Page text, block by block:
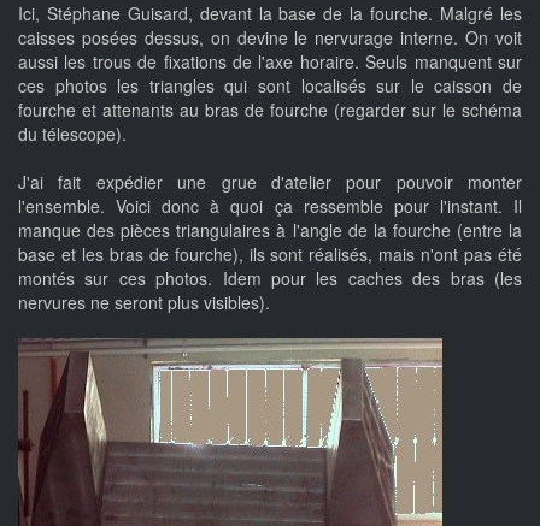
Ici, Stéphane Guisard, devant la base de la fourche. Malgré les
caisses posées dessus, on devine le nervurage interne. On voit
aussi les trous de fixations de l'axe horaire. Seuls manquent sur
ces photos les triangles qui sont localisés sur le caisson de
fourche et attenants au bras de fourche (regarder sur le schéma
du télescope).
J'ai fait expédier une grue d'atelier pour pouvoir monter
l'ensemble. Voici donc à quoi ça ressemble pour l'instant. Il
manque des pièces triangulaires à l'angle de la fourche (entre la
base et les bras de fourche), ils sont réalisés, mais n'ont pas été
montés sur ces photos. Idem pour les caches des bras (les
nervures ne seront plus visibles).